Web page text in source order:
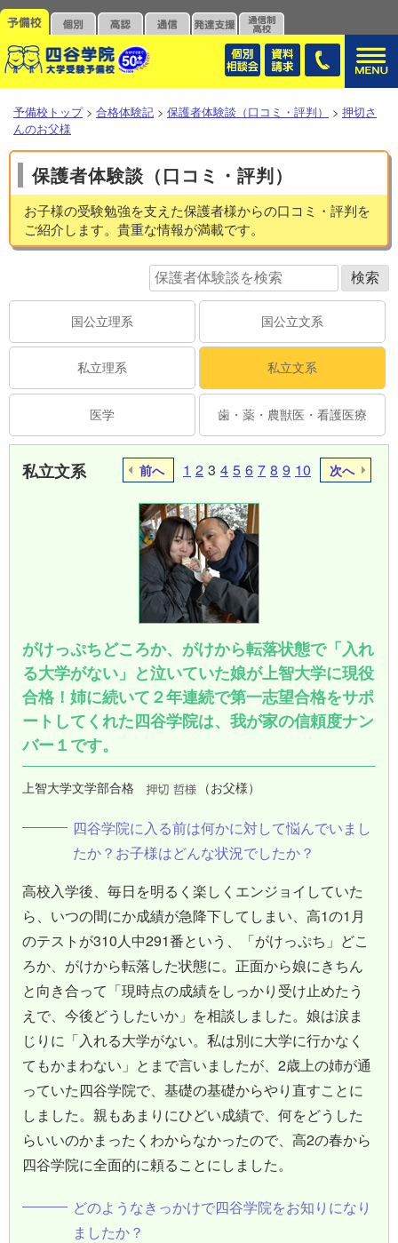
予備校トップ > 合格体験記 > 保護者体験談（口コミ・評判） > 押切さ
んのお父様
保護者体験談（口コミ・評判）
お子様の受験勉強を支えた保護者様からの口コミ・評判を
ご紹介します。貴重な情報が満載です。
国公立理系 国公立文系
私立理系 私立文系
医学 歯・薬・農獣医・看護医療
私立文系 前へ 1 2 3 4 5 6 7 8 9 10 次へ
がけっぷちどころか、がけから転落状態で「入れ
る大学がない」と泣いていた娘が上智大学に現役
合格！姉に続いて２年連続で第一志望合格をサポ
ートしてくれた四谷学院は、我が家の信頼度ナン
バー１です。
上智大学文学部合格 （お父様）
四谷学院に入る前は何かに対して悩んでいまし
たか？お子様はどんな状況でしたか？
高校入学後、毎日を明るく楽しくエンジョイしていた
ら、いつの間にか成績が急降下してしまい、高1の1月
のテストが310人中291番という、「がけっぷち」どこ
ろか、がけから転落した状態に。正面から娘にきちん
と向き合って「現時点の成績をしっかり受け止めたう
えで、今後どうしたいか」を相談しました。娘は涙ま
じりに「入れる大学がない。私は別に大学に行かなく
てもかまわない」とまで言いましたが、2歳上の姉が通
っていた四谷学院で、基礎の基礎からやり直すことに
しました。親もあまりにひどい成績で、何をどうした
らいいのかまったくわからなかったので、高2の春から
四谷学院に全面的に頼ることにしました。
どのようなきっかけで四谷学院をお知りになり
ましたか？